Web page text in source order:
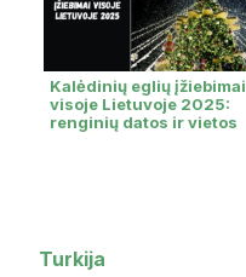
Kalėdinių eglių įžiebimai
visoje Lietuvoje 2025:
renginių datos ir vietos
Turkija